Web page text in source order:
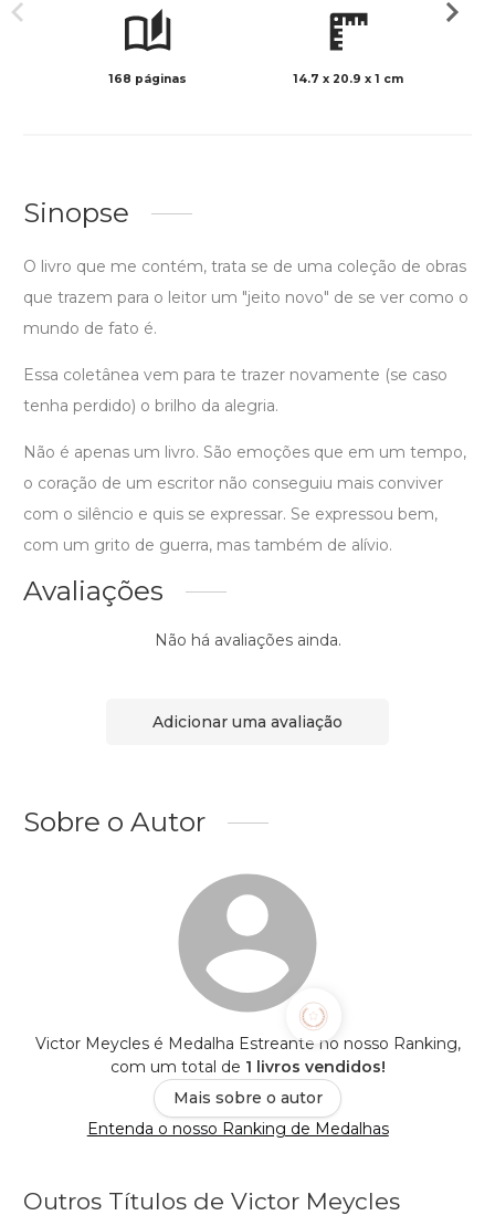
168 páginas 14.7 x 20.9 x 1 cm
Sinopse
O livro que me contém, trata se de uma coleção de obras
que trazem para o leitor um "jeito novo" de se ver como o
mundo de fato é.
Essa coletânea vem para te trazer novamente (se caso
tenha perdido) o brilho da alegria.
Não é apenas um livro. São emoções que em um tempo,
o coração de um escritor não conseguiu mais conviver
com o silêncio e quis se expressar. Se expressou bem,
com um grito de guerra, mas também de alívio.
Avaliações
Não há avaliações ainda.
Adicionar uma avaliação
Sobre o Autor
Victor Meycles é Medalha Estreante no nosso Ranking,
com um total de 1 livros vendidos!
Mais sobre o autor
Entenda o nosso Ranking de Medalhas
Outros Títulos de Victor Meycles